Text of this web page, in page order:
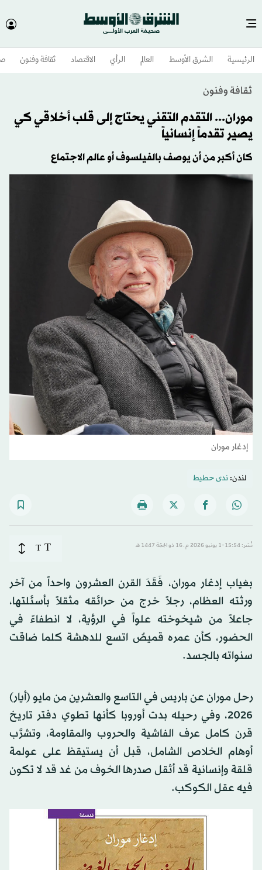
الرئيسية الشرق الأوسط​ العالم الرأي الاقتصاد ثقافة وفنون
ثقافة وفنون
موران... التقدم التقني يحتاج إلى قلب أخلاقي كي
يصير تقدماً إنسانياً
كان أكبر من أن يوصف بالفيلسوف أو عالم الاجتماع
إدغار موران
لندن:ندى حطيط
نُشر: 15:54-1 يونيو 2026 م ـ 16 ذو الحِجّة 1447 هـ T
T
بغياب إدغار موران، فَقَدَ القرن العشرون واحداً من آخر
ورثته العظام، رجلاً خرج من حرائقه مثقلاً بأسئلتها،
جاعلاً من شيخوخته علواً في الرؤية، لا انطفاءً في
الحضور، كأن عمره قميصٌ اتسع للدهشة كلما ضاقت
سنواته بالجسد.
رحل موران عن باريس في التاسع والعشرين من مايو (أيار)
2026، وفي رحيله بدت أوروبا كأنها تطوي دفتر تاريخ
قرن كامل عرف الفاشية والحروب والمقاومة، وتشرَّب
أوهام الخلاص الشامل، قبل أن يستيقظ على عولمة
قلقة وإنسانية قد أثقل صدرها الخوف من غد قد لا تكون
فيه عقل الكوكب.